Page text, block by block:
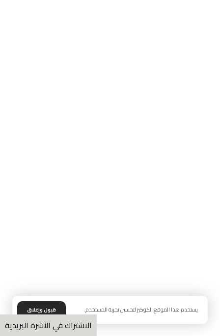
يستخدم هذا الموقع الكوكيز لتحسين تجربة المستخدم. قبول وإغلاق
الاشتراك في النشرة البريدية